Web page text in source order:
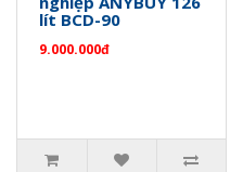
lít BCD-90
9.000.000đ